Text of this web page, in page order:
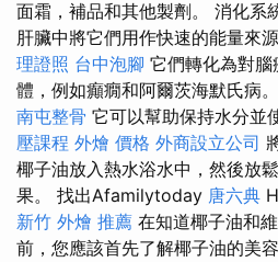
面霜，補品和其他製劑。 消化系
肝臟中將它們用作快速的能量來
理證照 台中泡腳 它們轉化為對
體，例如癲癇和阿爾茨海默氏病。
南屯整骨 它可以幫助保持水分並
壓課程 外燴 價格 外商設立公司
椰子油放入熱水浴水中，然後放
果。 找出Afamilytoday 唐六典
新竹 外燴 推薦 在知道椰子油和
前，您應該首先了解椰子油的美